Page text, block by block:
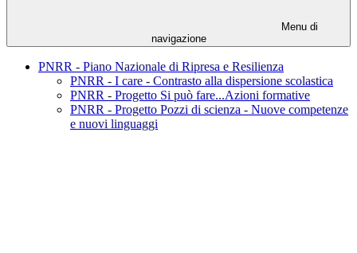
Menu di
navigazione
PNRR - Piano Nazionale di Ripresa e Resilienza
PNRR - I care - Contrasto alla dispersione scolastica
PNRR - Progetto Si può fare...Azioni formative
PNRR - Progetto Pozzi di scienza - Nuove competenze
e nuovi linguaggi